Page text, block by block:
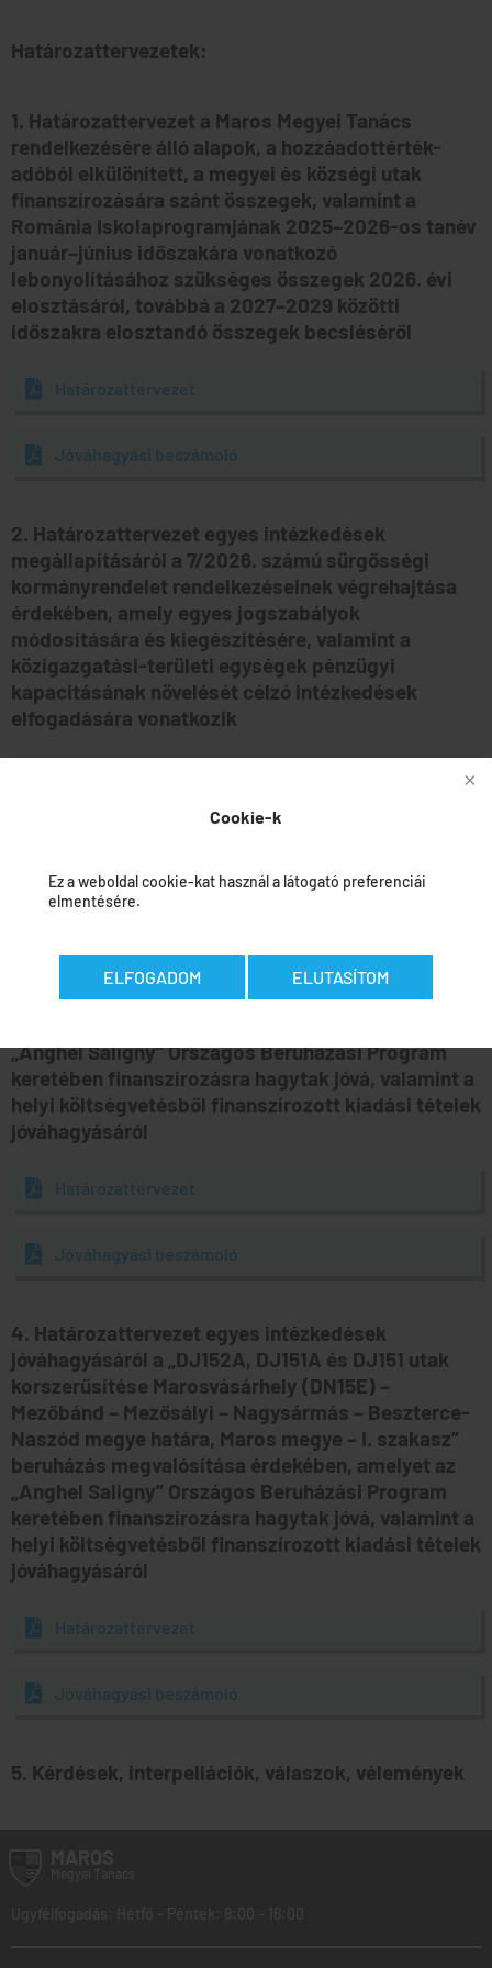
Cookie-k
Ez a weboldal cookie-kat használ a látogató preferenciái
elmentésére.
ELFOGADOM ELUTASÍTOM
Határozattervezetek:
1. Határozattervezet a Maros Megyei Tanács
rendelkezésére álló alapok, a hozzáadottérték-
adóból elkülönített, a megyei és községi utak
finanszírozására szánt összegek, valamint a
Románia Iskolaprogramjának 2025–2026-os tanév
január–június időszakára vonatkozó
lebonyolításához szükséges összegek 2026. évi
elosztásáról, továbbá a 2027–2029 közötti
időszakra elosztandó összegek becsléséről
Határozattervezet
Jóváhagyási beszámoló
2. Határozattervezet egyes intézkedések
megállapításáról a 7/2026. számú sürgősségi
kormányrendelet rendelkezéseinek végrehajtása
érdekében, amely egyes jogszabályok
módosítására és kiegészítésére, valamint a
közigazgatási-területi egységek pénzügyi
kapacitásának növelését célzó intézkedések
elfogadására vonatkozik
Nyárádtő – Ákosfalva közötti szakaszának
rehabilitációja, Maros megye – I. szakasz”
„Anghel Saligny” Országos Beruházási Program
keretében finanszírozásra hagytak jóvá, valamint a
helyi költségvetésből finanszírozott kiadási tételek
jóváhagyásáról
Határozattervezet
Jóváhagyási beszámoló
4. Határozattervezet egyes intézkedések
jóváhagyásáról a „DJ152A, DJ151A és DJ151 utak
korszerűsítése Marosvásárhely (DN15E) –
Mezőbánd – Mezősályi – Nagysármás – Beszterce-
Naszód megye határa, Maros megye – I. szakasz”
beruházás megvalósítása érdekében, amelyet az
„Anghel Saligny” Országos Beruházási Program
keretében finanszírozásra hagytak jóvá, valamint a
helyi költségvetésből finanszírozott kiadási tételek
jóváhagyásáról
Határozattervezet
Jóváhagyási beszámoló
5. Kérdések, interpellációk, válaszok, vélemények